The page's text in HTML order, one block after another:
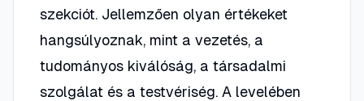
szekciót. Jellemzően olyan értékeket
hangsúlyoznak, mint a vezetés, a
tudományos kiválóság, a társadalmi
szolgálat és a testvériség. A levelében